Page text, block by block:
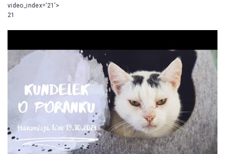
video_index=’21’>
21